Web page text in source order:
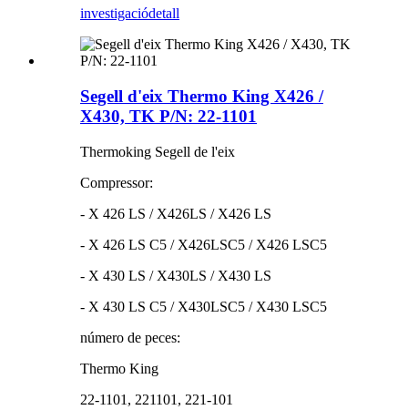
investigaciódetall
Segell d'eix Thermo King X426 /
X430, TK P/N: 22-1101
Thermoking Segell de l'eix
Compressor:
- X 426 LS / X426LS / X426 LS
- X 426 LS C5 / X426LSC5 / X426 LSC5
- X 430 LS / X430LS / X430 LS
- X 430 LS C5 / X430LSC5 / X430 LSC5
número de peces:
Thermo King
22-1101, 221101, 221-101